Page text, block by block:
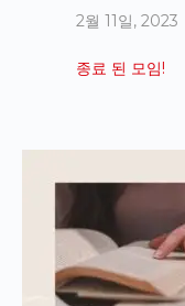
2월 11일, 2023
종료 된 모임!